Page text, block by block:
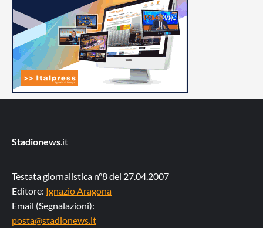
Stadionews.it
Testata giornalistica n°8 del 27.04.2007
Editore: Ignazio Aragona
Email (Segnalazioni):
posta@stadionews.it